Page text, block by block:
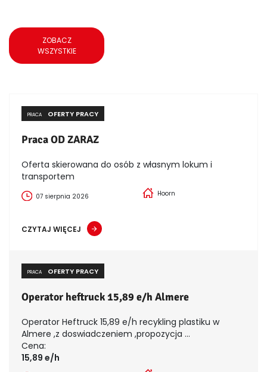
ZOBACZ
WSZYSTKIE
PRACA OFERTY PRACY
Praca OD ZARAZ
Oferta skierowana do osób z własnym lokum i
transportem
07 sierpnia 2026 Hoorn
CZYTAJ WIĘCEJ
PRACA OFERTY PRACY
Operator heftruck 15,89 e/h Almere
Operator Heftruck 15,89 e/h recykling plastiku w
Almere ,z doswiadczeniem ,propozycja ...
Cena:
15,89 e/h